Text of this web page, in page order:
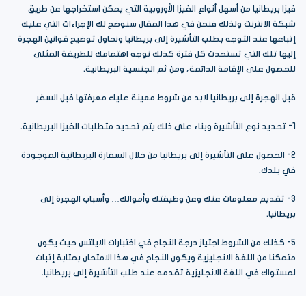
فيزا بريطانيا من أسهل أنواع الفيزا الأوروبية التي يمكن استخراجها عن طريق
شبكة الانترنت ولذلك فنحن في هذا المقال سنوضح لك الإجراءات التي عليك
إتباعها عند التوجه بطلب التأشيرة إلى بريطانيا ونحاول توضيح قوانين الهجرة
إليها تلك التي تستحدث كل فترة كذلك نوجه اهتمامك للطريقة المثلى
للحصول على الإقامة الدائمة، ومن ثم الجنسية البريطانية.
قبل الهجرة إلى بريطانيا لابد من شروط معينة عليك معرفتها فبل السفر
1- تحديد نوع التأشيرة وبناء على ذلك يتم تحديد متطلبات الفيزا البريطانية.
2- الحصول على التأشيرة إلى بريطانيا من خلال السفارة البريطانية الموجودة
في بلدك.
3- تقديم معلومات عنك وعن وظيفتك وأموالك… وأسباب الهجرة إلى
بريطانيا.
5- كذلك من الشروط اجتياز درجة النجاح في اختبارات الايلتس حيث يكون
متمكنا من اللغة الانجليزية ويكون النجاح في هذا الامتحان بمثابة إثبات
لمستواك في اللغة الانجليزية تقدمه عند طلب التأشيرة إلى بريطانيا.